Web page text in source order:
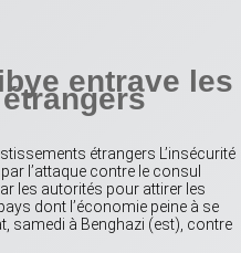
entrave les
étrangers L’insécurité
l’attaque contre le consul
les autorités pour attirer les
dont l’économie peine à se
samedi à Benghazi (est), contre